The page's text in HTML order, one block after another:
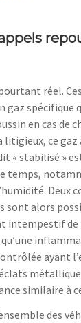
réel.
gaz spécifique
en cas de
litigieux, ce gaz
« stabilisé »
temps,
Deux
alors
intempestif de
ayant
similaire à
des